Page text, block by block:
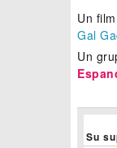
Un
Gal
Un
Su